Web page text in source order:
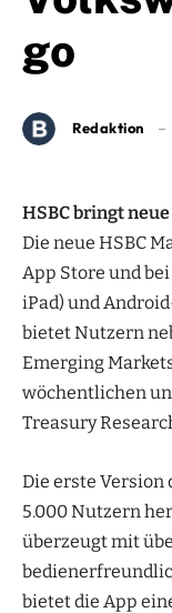
go
Redaktion
HSBC bringt
Die neue HSBC
App Store und
iPad) und
bietet Nutzern
Emerging
wöchentlichen
Treasury
Die erste Version
5.000 Nutzern
überzeugt mit
bietet die App